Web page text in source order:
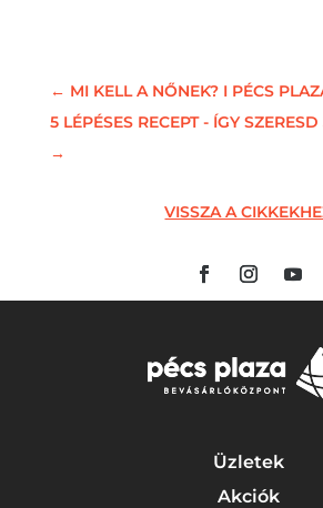
← MI KELL A NŐNEK? I PÉCS
5 LÉPÉSES RECEPT - ÍGY
→
VISSZA A
Üzletek
Akciók